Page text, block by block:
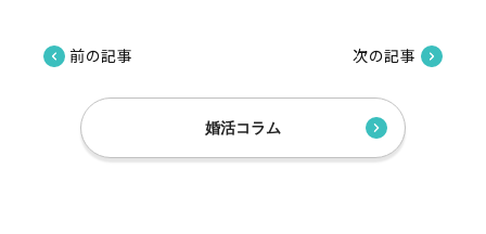
前の記事
婚活コラム
次の記事